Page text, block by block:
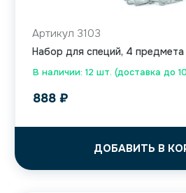
В наличии: 12 шт. (доставка до
Артикул 3103
Набор для специй, 4 предмета
888 ₽
ДОБАВИТЬ В